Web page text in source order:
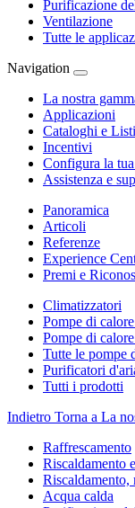
Purificazione
Ventilazione
Tutte le
Navigation
La nostra
Applicazioni
Cataloghi e
Incentivi
Configura la
Assistenza e
Panoramica
Articoli
Referenze
Experience
Premi e
Climatizzatori
Pompe di
Pompe di
Tutte le pompe
Purificatori
Tutti i prodotti
Indietro Torna a La
Raffrescamento
Riscaldamento
Riscaldamento,
Acqua calda